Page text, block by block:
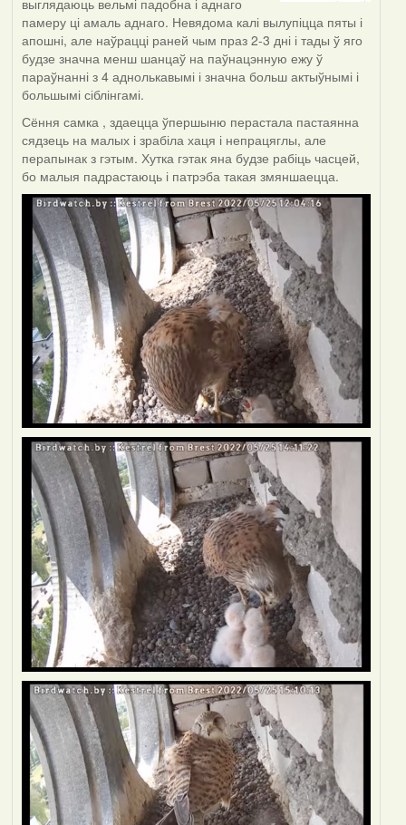
выглядаюць вельмі падобна і аднаго
памеру ці амаль аднаго. Невядома калі вылупіцца пяты і
апошні, але наўрацці раней чым праз 2-3 дні і тады ў яго
будзе значна менш шанцаў на паўнацэнную ежу ў
параўнанні з 4 аднолькавымі і значна больш актыўнымі і
большымі сіблінгамі.
Сёння самка , здаецца ўпершыню перастала пастаянна
сядзець на малых і зрабіла хаця і непрацяглы, але
перапынак з гэтым. Хутка гэтак яна будзе рабіць часцей,
бо малыя падрастаюць і патрэба такая змяншаецца.